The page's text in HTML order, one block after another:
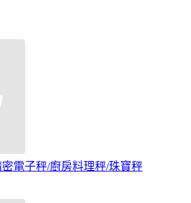
電子秤/廚房料理秤/珠寶秤